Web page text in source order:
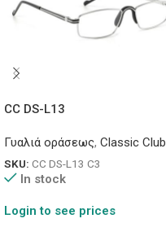
CC DS-L13
Γυαλιά οράσεως, Classic Club
SKU: CC DS-L13 C3
In stock
Login to see prices